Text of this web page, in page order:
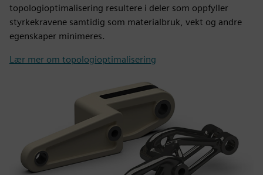
topologioptimalisering resultere i deler som oppfyller
styrkekravene samtidig som materialbruk, vekt og andre
egenskaper minimeres.
Lær mer om topologioptimalisering